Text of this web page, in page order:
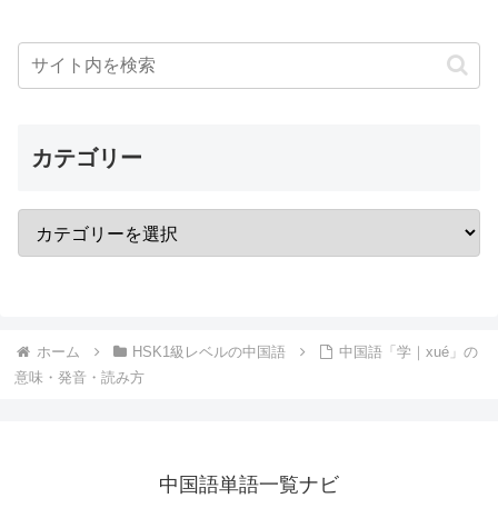
カテゴリー
ホーム HSK1級レベルの中国語
中国語「学｜xué」の
意味・発音・読み方
中国語単語一覧ナビ